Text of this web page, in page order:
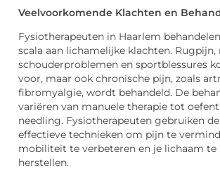
Veelvoorkomende Klachten en
Fysiotherapeuten in Haarlem
scala aan lichamelijke klachten. Rugpijn,
schouderproblemen en sportblessures
voor, maar ook chronische pijn, zoals
fibromyalgie, wordt behandeld. De
variëren van manuele therapie tot
needling. Fysiotherapeuten gebruiken
effectieve technieken om pijn te
mobiliteit te verbeteren en je lichaam te
herstellen.